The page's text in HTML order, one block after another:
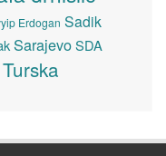
Erdogan Sadik
SarajevoSDA
Turska